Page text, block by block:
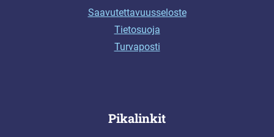
Saavutettavuusseloste
Tietosuoja
Turvaposti
Pikalinkit